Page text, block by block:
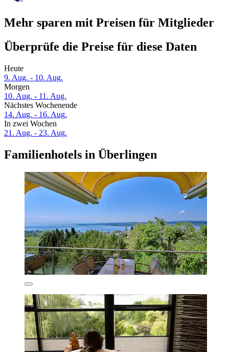
Mehr sparen mit Preisen für Mitglieder
Überprüfe die Preise für diese Daten
Heute
9. Aug. - 10. Aug.
Morgen
10. Aug. - 11. Aug.
Nächstes Wochenende
14. Aug. - 16. Aug.
In zwei Wochen
21. Aug. - 23. Aug.
Familienhotels in Überlingen